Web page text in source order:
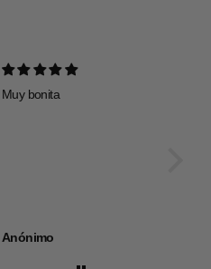
Muy bonita
Anónimo